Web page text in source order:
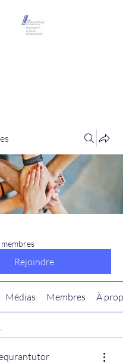
Rejoindre
Médias Membres À propos